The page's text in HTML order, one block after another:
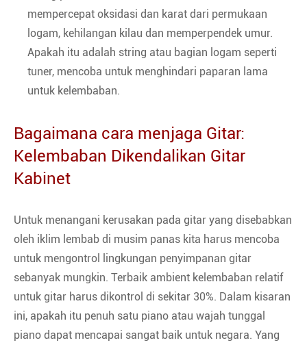
mempercepat oksidasi dan karat dari permukaan
logam, kehilangan kilau dan memperpendek umur.
Apakah itu adalah string atau bagian logam seperti
tuner, mencoba untuk menghindari paparan lama
untuk kelembaban.
Bagaimana cara menjaga Gitar:
Kelembaban Dikendalikan Gitar
Kabinet
Untuk menangani kerusakan pada gitar yang disebabkan
oleh iklim lembab di musim panas kita harus mencoba
untuk mengontrol lingkungan penyimpanan gitar
sebanyak mungkin. Terbaik ambient kelembaban relatif
untuk gitar harus dikontrol di sekitar 30%. Dalam kisaran
ini, apakah itu penuh satu piano atau wajah tunggal
piano dapat mencapai sangat baik untuk negara. Yang